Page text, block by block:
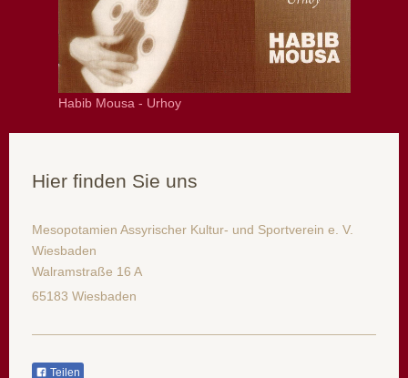
Habib Mousa - Urhoy
Hier finden Sie uns
Mesopotamien Assyrischer Kultur- und Sportverein e. V.
Wiesbaden
Walramstraße 16 A
65183 Wiesbaden
Teilen